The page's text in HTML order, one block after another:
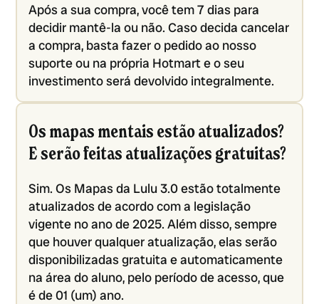
Após a sua compra, você tem 7 dias para
decidir mantê-la ou não. Caso decida cancelar
a compra, basta fazer o pedido ao nosso
suporte ou na própria Hotmart e o seu
investimento será devolvido integralmente.
Os mapas mentais estão atualizados?
E serão feitas atualizações gratuitas?
Sim. Os Mapas da Lulu 3.0 estão totalmente
atualizados de acordo com a legislação
vigente no ano de 2025. Além disso, sempre
que houver qualquer atualização, elas serão
disponibilizadas gratuita e automaticamente
na área do aluno, pelo período de acesso, que
é de 01 (um) ano.